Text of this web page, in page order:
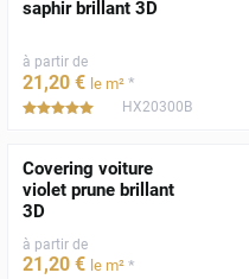
saphir brillant 3D
à partir de
21,20 € le m² *
*****HX20300B
Covering voiture
violet prune brillant
3D
à partir de
21 ,20 € le m² *